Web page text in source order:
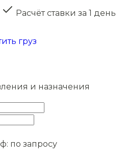
Расчёт ставки за 1 день
груз
и назначения
по запросу